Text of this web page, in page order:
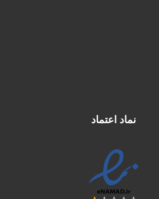
نماد اعتماد